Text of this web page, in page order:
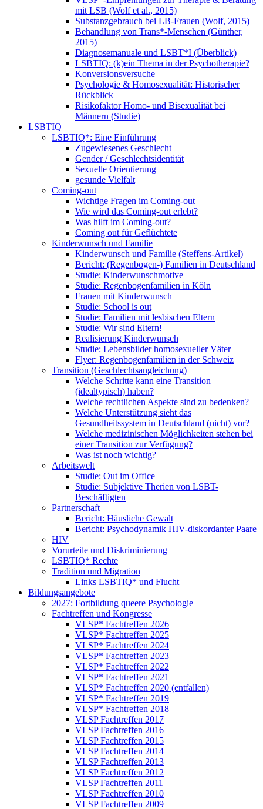
mit LSB (Wolf et al., 2015)
Substanzgebrauch bei LB-Frauen (Wolf, 2015)
Behandlung von Trans*-Menschen (Günther,
2015)
Diagnosemanuale und LSBT*I (Überblick)
LSBTIQ: (k)ein Thema in der Psychotherapie?
Konversionsversuche
Psychologie & Homosexualität: Historischer
Rückblick
Risikofaktor Homo- und Bisexualität bei
Männern (Studie)
LSBTIQ
LSBTIQ*: Eine Einführung
Zugewiesenes Geschlecht
Gender / Geschlechtsidentität
Sexuelle Orientierung
gesunde Vielfalt
Coming-out
Wichtige Fragen im Coming-out
Wie wird das Coming-out erlebt?
Was hilft im Coming-out?
Coming out für Geflüchtete
Kinderwunsch und Familie
Kinderwunsch und Familie (Steffens-Artikel)
Bericht: (Regenbogen-) Familien in Deutschland
Studie: Kinderwunschmotive
Studie: Regenbogenfamilien in Köln
Frauen mit Kinderwunsch
Studie: School is out
Studie: Familien mit lesbischen Eltern
Studie: Wir sind Eltern!
Realisierung Kinderwunsch
Studie: Lebensbilder homosexueller Väter
Flyer: Regenbogenfamilien in der Schweiz
Transition (Geschlechtsangleichung)
Welche Schritte kann eine Transition
(idealtypisch) haben?
Welche rechtlichen Aspekte sind zu bedenken?
Welche Unterstützung sieht das
Gesundheitssystem in Deutschland (nicht) vor?
Welche medizinischen Möglichkeiten stehen bei
einer Transition zur Verfügung?
Was ist noch wichtig?
Arbeitswelt
Studie: Out im Office
Studie: Subjektive Therien von LSBT-
Beschäftigten
Partnerschaft
Bericht: Häusliche Gewalt
Bericht: Psychodynamik HIV-diskordanter Paare
HIV
Vorurteile und Diskriminierung
LSBTIQ* Rechte
Tradition und Migration
Links LSBTIQ* und Flucht
Bildungsangebote
2027: Fortbildung queere Psychologie
Fachtreffen und Kongresse
VLSP* Fachtreffen 2026
VLSP* Fachtreffen 2025
VLSP* Fachtreffen 2024
VLSP* Fachtreffen 2023
VLSP* Fachtreffen 2022
VLSP* Fachtreffen 2021
VLSP* Fachtreffen 2020 (entfallen)
VLSP* Fachtreffen 2019
VLSP* Fachtreffen 2018
VLSP Fachtreffen 2017
VLSP Fachtreffen 2016
VLSP Fachtreffen 2015
VLSP Fachtreffen 2014
VLSP Fachtreffen 2013
VLSP Fachtreffen 2012
VLSP Fachtreffen 2011
VLSP Fachtreffen 2010
VLSP Fachtreffen 2009